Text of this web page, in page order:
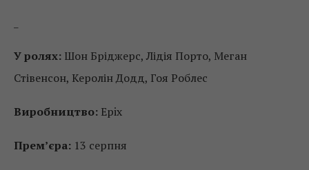
У ролях: Шон Бріджерс, Лідія Порто, Меган
Стівенсон, Керолін Додд, Гоя Роблес
Виробництво: Epix
Прем’єра: 13 серпня